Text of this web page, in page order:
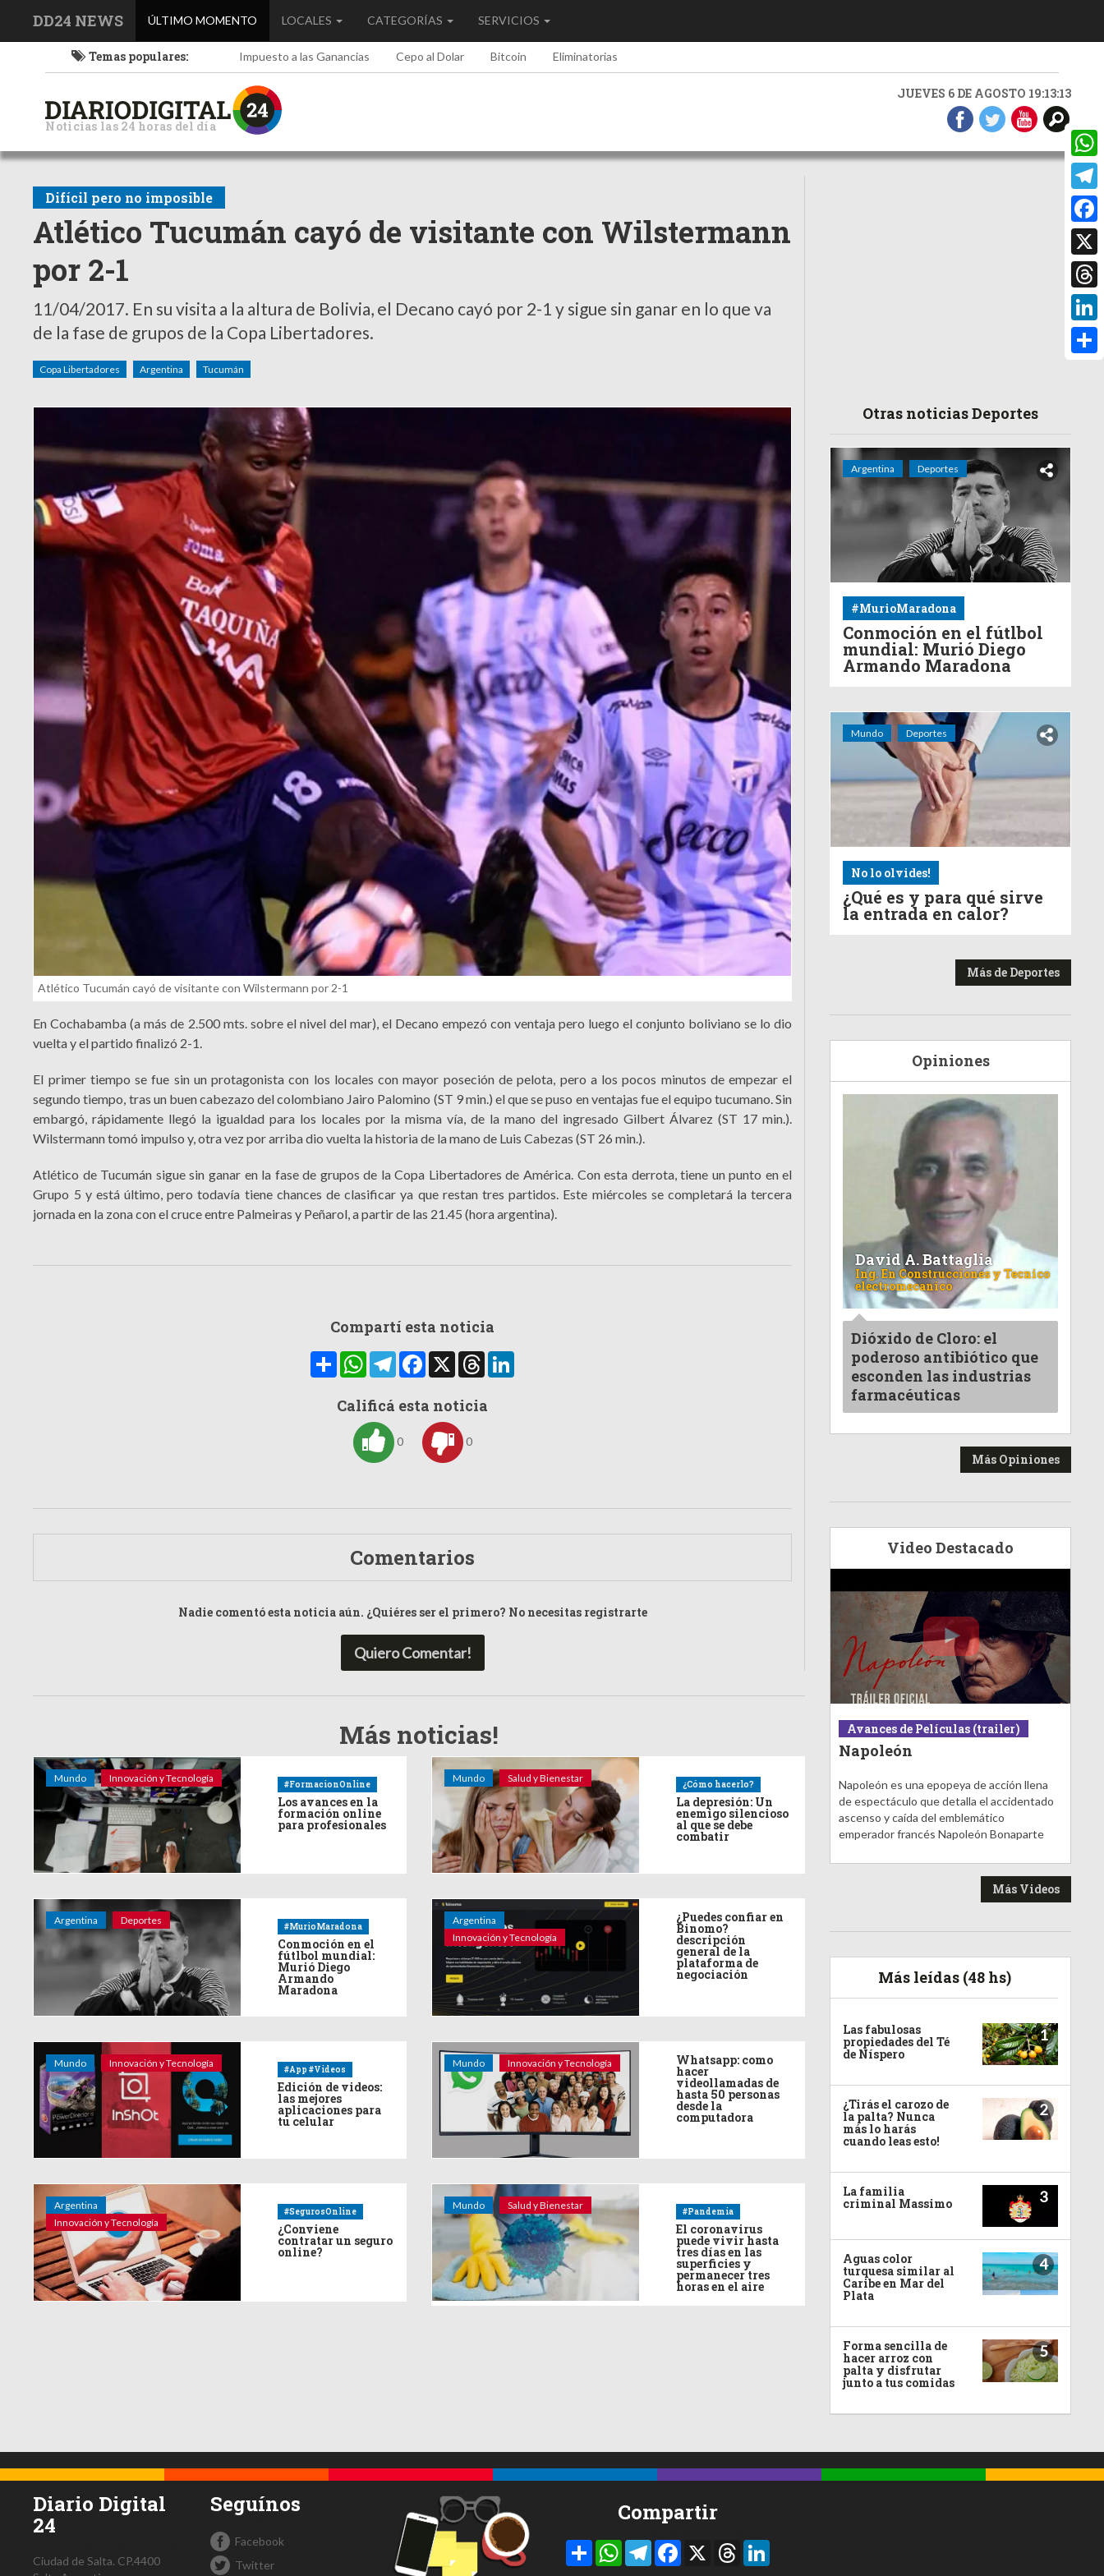
DD24 NEWS ÚLTIMO MOMENTO (current)LOCALES CATEGORÍAS SERVICIOS
Temas populares: Impuesto a las Ganancias Cepo al Dolar Bitcoin Eliminatorias
Noticias las 24 horas del día
JUEVES 6 DE AGOSTO 19:13:14
Difícil pero no imposible
Atlético Tucumán cayó de visitante con Wilstermann
por 2-1
11/04/2017. En su visita a la altura de Bolivia, el Decano cayó por 2-1 y sigue sin ganar en lo que va
de la fase de grupos de la Copa Libertadores.
Copa Libertadores Argentina Tucumán
Atlético Tucumán cayó de visitante con Wilstermann por 2-1
En Cochabamba (a más de 2.500 mts. sobre el nivel del mar), el Decano empezó con ventaja pero luego el conjunto boliviano se lo dio
vuelta y el partido finalizó 2-1.
El primer tiempo se fue sin un protagonista con los locales con mayor poseción de pelota, pero a los pocos minutos de empezar el
segundo tiempo, tras un buen cabezazo del colombiano Jairo Palomino (ST 9 min.) el que se puso en ventajas fue el equipo tucumano. Sin
embargó, rápidamente llegó la igualdad para los locales por la misma vía, de la mano del ingresado Gilbert Álvarez (ST 17 min.).
Wilstermann tomó impulso y, otra vez por arriba dio vuelta la historia de la mano de Luis Cabezas (ST 26 min.).
Atlético de Tucumán sigue sin ganar en la fase de grupos de la Copa Libertadores de América. Con esta derrota, tiene un punto en el
Grupo 5 y está último, pero todavía tiene chances de clasificar ya que restan tres partidos. Este miércoles se completará la tercera
jornada en la zona con el cruce entre Palmeiras y Peñarol, a partir de las 21.45 (hora argentina).
Compartí esta noticia
CompartirWhatsAppTelegramFacebook
X Threads
Calificá esta noticia
0 0
Comentarios
Nadie comentó esta noticia aún. ¿Quiéres ser el primero? No necesitas registrarte
Quiero Comentar!
Más noticias!
Mundo Innovación y Tecnología
#FormacionOnline
Los avances en la
formación online
para profesionales
Mundo Salud y Bienestar
¿Cómo hacerlo?
La depresión: Un
enemigo silencioso
al que se debe
combatir
Argentina Deportes
#MurioMaradona
Conmoción en el
fútlbol mundial:
Murió Diego
Armando
Maradona
Argentina
Innovación y Tecnología
¿Puedes confiar en
Binomo?
descripción
general de la
plataforma de
negociación
Mundo Innovación y Tecnología
#App #Videos
Edición de videos:
las mejores
aplicaciones para
tu celular
Mundo Innovación y Tecnología Whatsapp: como
hacer
videollamadas de
hasta 50 personas
desde la
computadora
Argentina
Innovación y Tecnología
#SegurosOnline
¿Conviene
contratar un seguro
online?
Mundo Salud y Bienestar
#Pandemia
El coronavirus
puede vivir hasta
tres días en las
superficies y
permanecer tres
horas en el aire
Otras noticias Deportes
Argentina Deportes
#MurioMaradona
Conmoción en el fútlbol
mundial: Murió Diego
Armando Maradona
Mundo Deportes
No lo olvides!
¿Qué es y para qué sirve
la entrada en calor?
Más de Deportes
Opiniones
David A. Battaglia
Ing. En Construcciones y Tecnico
electromecanico
Dióxido de Cloro: el
poderoso antibiótico que
esconden las industrias
farmacéuticas
Más Opiniones
Video Destacado
Avances de Películas (trailer)
Napoleón
Napoleón es una epopeya de acción llena
de espectáculo que detalla el accidentado
ascenso y caída del emblemático
emperador francés Napoleón Bonaparte
Más Videos
Más leídas (48 hs)
Las fabulosas
propiedades del Té
de Níspero
1
¿Tirás el carozo de
la palta? Nunca
más lo harás
cuando leas esto!
2
La familia
criminal Massimo 3
Aguas color
turquesa similar al
Caribe en Mar del
Plata
4
Forma sencilla de
hacer arroz con
palta y disfrutar
junto a tus comidas
5
Diario Digital
24
Ciudad de Salta. CP.4400
Seguínos
Facebook
Twitter
Compartir
CompartirWhatsAppTelegramFacebook Threads
X